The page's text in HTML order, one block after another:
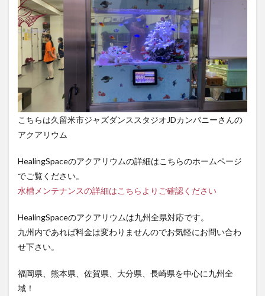
こちらは久留米市ジャズダンススタジオJDカンパニーさんの
アクアリウム
HealingSpaceのアクアリウムの詳細はこちらのホームページ
でご覧ください。
水槽メンテナンスの詳細はこちらよりご確認ください
HealingSpaceのアクアリウムは九州全県対応です。
九州内であれば料金は変わりませんのでお気軽にお問い合わ
せ下さい。
福岡県、熊本県、佐賀県、大分県、長崎県を中心に九州全
域！